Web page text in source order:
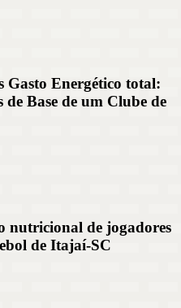
Gasto Energético total:
Base de um Clube de
nutricional de jogadores
de Itajaí-SC